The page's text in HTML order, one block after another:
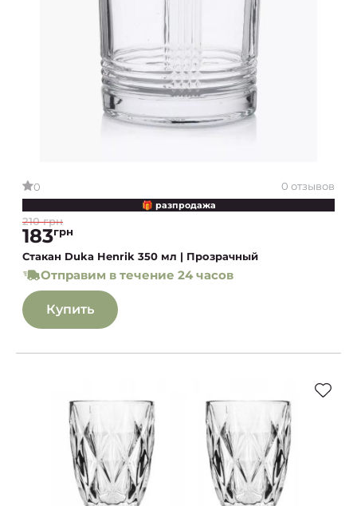
0 0 отзывов
🎁 разпродажа
210 грн
183грн
Стакан Duka Henrik 350 мл | Прозрачный
Отправим в течение 24 часов
Купить